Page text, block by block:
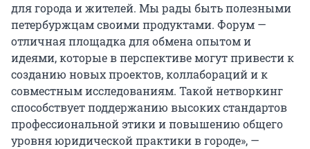
для города и жителей. Мы рады быть полезными
петербуржцам своими продуктами. Форум —
отличная площадка для обмена опытом и
идеями, которые в перспективе могут привести к
созданию новых проектов, коллабораций и к
совместным исследованиям. Такой нетворкинг
способствует поддержанию высоких стандартов
профессиональной этики и повышению общего
уровня юридической практики в городе», —